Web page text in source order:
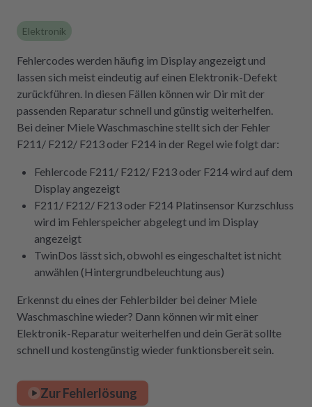
Elektronik
Fehlercodes werden häufig im Display angezeigt und
lassen sich meist eindeutig auf einen Elektronik-Defekt
zurückführen. In diesen Fällen können wir Dir mit der
passenden Reparatur schnell und günstig weiterhelfen.
Bei deiner Miele Waschmaschine stellt sich der Fehler
F211/ F212/ F213 oder F214 in der Regel wie folgt dar:
Fehlercode F211/ F212/ F213 oder F214 wird auf dem
Display angezeigt
F211/ F212/ F213 oder F214 Platinsensor Kurzschluss
wird im Fehlerspeicher abgelegt und im Display
angezeigt
TwinDos lässt sich, obwohl es eingeschaltet ist nicht
anwählen (Hintergrundbeleuchtung aus)
Erkennst du eines der Fehlerbilder bei deiner Miele
Waschmaschine wieder? Dann können wir mit einer
Elektronik-Reparatur weiterhelfen und dein Gerät sollte
schnell und kostengünstig wieder funktionsbereit sein.
Zur Fehlerlösung